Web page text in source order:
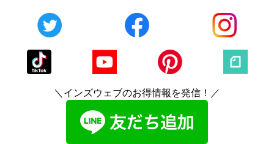
＼インズウェブのお得情報を発信！／